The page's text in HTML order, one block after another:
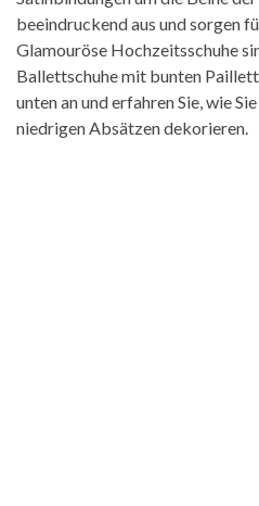
beeindruckend aus und sorgen
Glamouröse Hochzeitsschuhe
Ballettschuhe mit bunten
unten an und erfahren Sie, wie
niedrigen Absätzen dekorieren.